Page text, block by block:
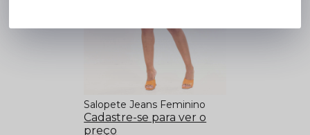
Salopete Jeans Feminino
Cadastre-se para ver o
preço